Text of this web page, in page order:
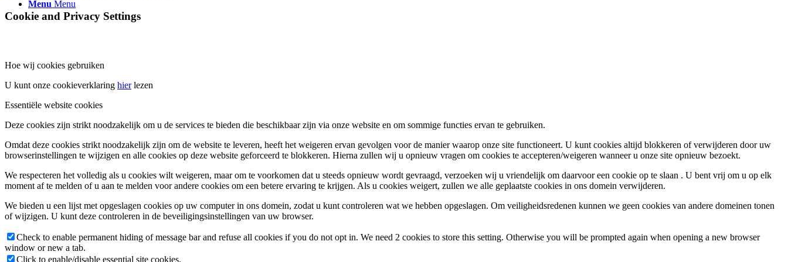
Menu Menu
Cookie and Privacy Settings
Hoe wij cookies gebruiken
U kunt onze cookieverklaring hierlezen
Essentiële website cookies
Deze cookies zijn strikt noodzakelijk om u de services te bieden die beschikbaar zijn via onze website en om sommige functies ervan te gebruiken.
Omdat deze cookies strikt noodzakelijk zijn om de website te leveren, heeft het weigeren ervan gevolgen voor de manier waarop onze site functioneert. U kunt cookies altijd blokkeren of verwijderen door uw
browserinstellingen te wijzigen en alle cookies op deze website geforceerd te blokkeren. Hierna zullen wij u opnieuw vragen om cookies te accepteren/weigeren wanneer u onze site opnieuw bezoekt.
We respecteren het volledig als u cookies wilt weigeren, maar om te voorkomen dat u steeds opnieuw wordt gevraagd, verzoeken wij u vriendelijk om daarvoor een cookie op te slaan . U bent vrij om u op elk
moment af te melden of u aan te melden voor andere cookies om een ​​betere ervaring te krijgen. Als u cookies weigert, zullen we alle geplaatste cookies in ons domein verwijderen.
We bieden u een lijst met opgeslagen cookies op uw computer in ons domein, zodat u kunt controleren wat we hebben opgeslagen. Om veiligheidsredenen kunnen we geen cookies van andere domeinen tonen
of wijzigen. U kunt deze controleren in de beveiligingsinstellingen van uw browser.
Check to enable permanent hiding of message bar and refuse all cookies if you do not opt in. We need 2 cookies to store this setting. Otherwise you will be prompted again when opening a new browser
window or new a tab.
Click to enable/disable essential site cookies.